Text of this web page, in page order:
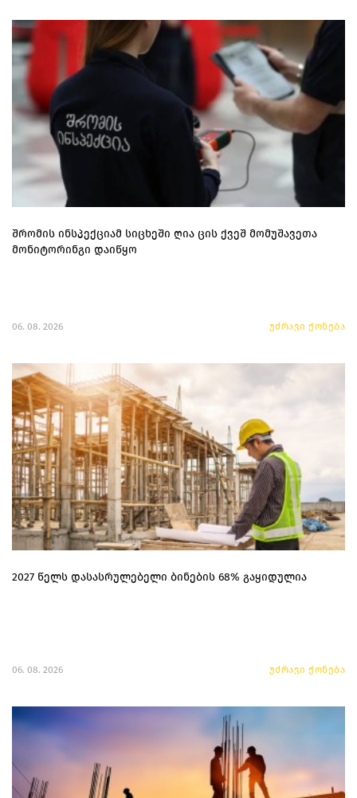
შრომის ინსპექციამ სიცხეში ღია ცის ქვეშ მომუშავეთა
მონიტორინგი დაიწყო
06. 08. 2026 უძრავი ქონება
2027 წელს დასასრულებელი ბინების 68% გაყიდულია
06. 08. 2026 უძრავი ქონება